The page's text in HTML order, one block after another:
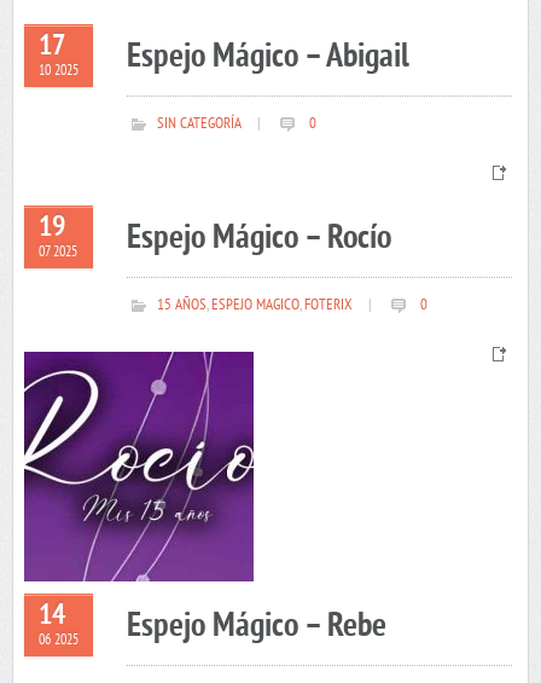
17
10 2025 Espejo Mágico – Abigail
SIN CATEGORÍA 0
19
07 2025 Espejo Mágico – Rocío
15 AÑOS,ESPEJO MAGICO,FOTERIX 0
14
06 2025 Espejo Mágico – Rebe